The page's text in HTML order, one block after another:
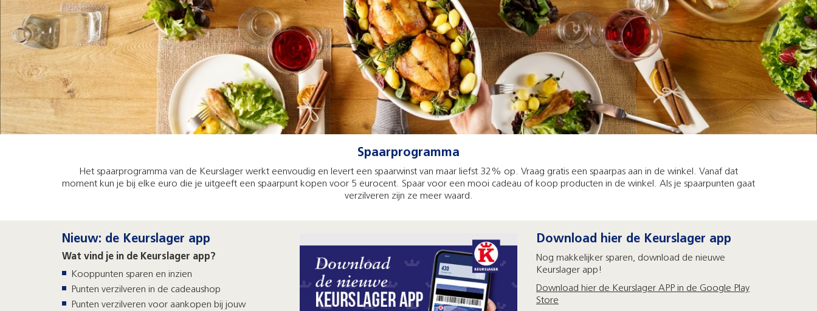
Spaarprogramma
Het spaarprogramma van de Keurslager werkt eenvoudig en levert een spaarwinst van maar liefst 32% op. Vraag gratis een spaarpas aan in de winkel. Vanaf dat
moment kun je bij elke euro die je uitgeeft een spaarpunt kopen voor 5 eurocent. Spaar voor een mooi cadeau of koop producten in de winkel. Als je spaarpunten gaat
verzilveren zijn ze meer waard.
Nieuw: de Keurslager app
Wat vind je in de Keurslager app?
Kooppunten sparen en inzien
Punten verzilveren in de cadeaushop
Punten verzilveren voor aankopen bij jouw
Download hier de Keurslager app
Nog makkelijker sparen, download de nieuwe
Keurslager app!
Download hier de Keurslager APP in de Google Play
Store